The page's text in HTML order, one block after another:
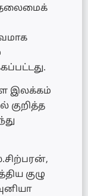
தலைமைக்
இலக்கம்
குறித்த
குழு